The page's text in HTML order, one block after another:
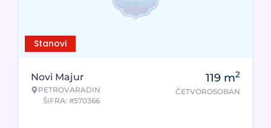
Stanovi
Novi Majur
PETROVARADIN
ŠIFRA: #570366
119 m2
ČETVOROSOBAN